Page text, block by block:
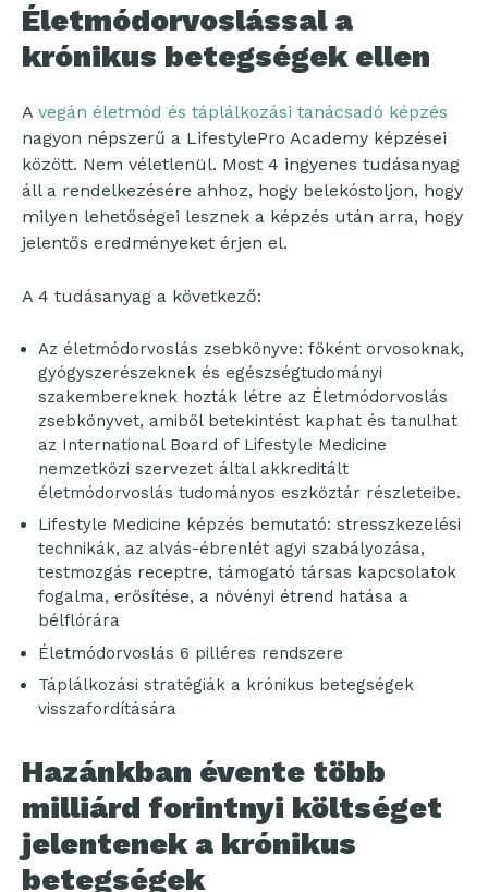
Életmódorvoslással a
krónikus betegségek ellen
A vegán életmód és táplálkozási tanácsadó képzés
nagyon népszerű a LifestylePro Academy képzései
között. Nem véletlenül. Most 4 ingyenes tudásanyag
áll a rendelkezésére ahhoz, hogy belekóstoljon, hogy
milyen lehetőségei lesznek a képzés után arra, hogy
jelentős eredményeket érjen el.
A 4 tudásanyag a következő:
Az életmódorvoslás zsebkönyve: főként orvosoknak,
gyógyszerészeknek és egészségtudományi
szakembereknek hozták létre az Életmódorvoslás
zsebkönyvet, amiből betekintést kaphat és tanulhat
az International Board of Lifestyle Medicine
nemzetközi szervezet által akkreditált
életmódorvoslás tudományos eszköztár részleteibe.
Lifestyle Medicine képzés bemutató: stresszkezelési
technikák, az alvás-ébrenlét agyi szabályozása,
testmozgás receptre, támogató társas kapcsolatok
fogalma, erősítése, a növényi étrend hatása a
bélflórára
Életmódorvoslás 6 pilléres rendszere
Táplálkozási stratégiák a krónikus betegségek
visszafordítására
Hazánkban évente több
milliárd forintnyi költséget
jelentenek a krónikus
betegségek